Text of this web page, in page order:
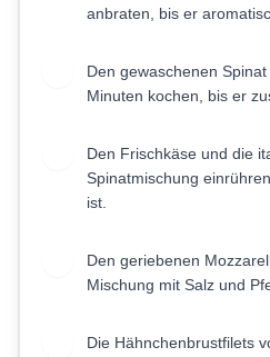
anbraten, bis er
Den gewaschenen
Minuten kochen, bis er
Den Frischkäse und die
Spinatmischung
ist.
Den geriebenen
Mischung mit Salz und
Die Hähnchenbrustfilets